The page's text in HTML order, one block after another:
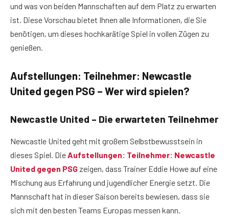
und was von beiden Mannschaften auf dem Platz zu erwarten
ist. Diese Vorschau bietet Ihnen alle Informationen, die Sie
benötigen, um dieses hochkarätige Spiel in vollen Zügen zu
genießen.
Aufstellungen: Teilnehmer: Newcastle
United gegen PSG – Wer wird spielen?
Newcastle United – Die erwarteten Teilnehmer
Newcastle United geht mit großem Selbstbewusstsein in
dieses Spiel. Die Aufstellungen: Teilnehmer: Newcastle
United gegen PSG zeigen, dass Trainer Eddie Howe auf eine
Mischung aus Erfahrung und jugendlicher Energie setzt. Die
Mannschaft hat in dieser Saison bereits bewiesen, dass sie
sich mit den besten Teams Europas messen kann.